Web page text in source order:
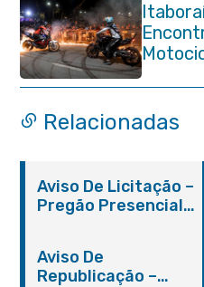
Relacionadas
Aviso De Licitação –
Pregão Presencial
Aviso De
Republicação –